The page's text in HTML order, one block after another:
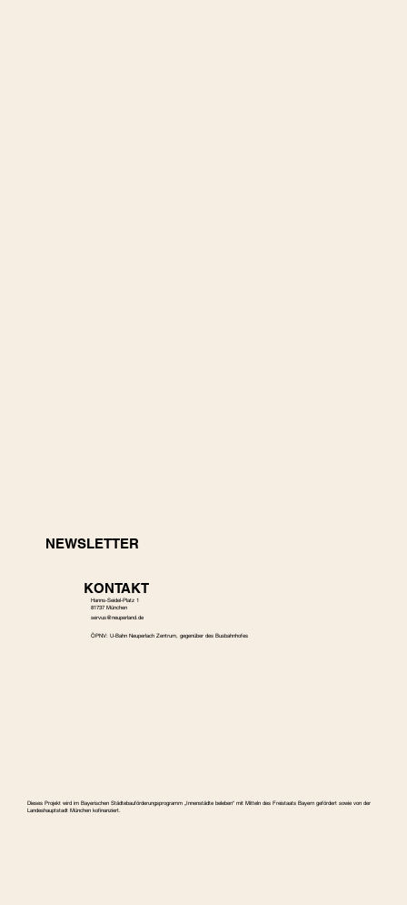
KONTAKT
Hanns-Seidel-Platz 1
81737 München
servus@neuperland.de
ÖPNV: U-Bahn Neuperlach Zentrum, gegenüber des Busbahnhofes
NEWSLETTER
Dieses Projekt wird im Bayerischen Städtebauförderungspro­gramm „Innenstädte beleben“ mit Mitteln des Freistaats Bayern gefördert sowie von der
Landeshauptstadt München kofinanziert.